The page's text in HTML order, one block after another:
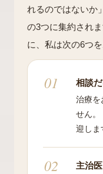
れるのではないか
の3つに集約され
に、私は次の6つを
相談
治療を
せん。
迎しま
主治